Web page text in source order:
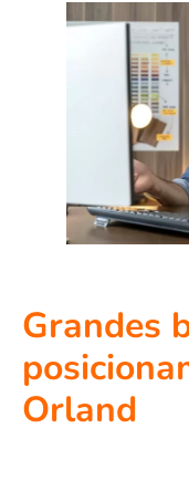
Grandes
Orland